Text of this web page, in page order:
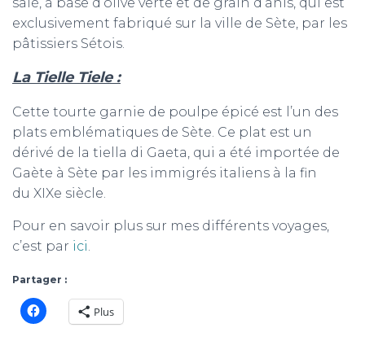
exclusivement fabriqué sur la ville de Sète, par les
pâtissiers Sétois.
La Tielle Tiele :
Cette tourte garnie de poulpe épicé est l’un des
plats emblématiques de Sète. Ce plat est un
dérivé de la tiella di Gaeta, qui a été importée de
Gaète à Sète par les immigrés italiens à la fin
du XIXe siècle.
Pour en savoir plus sur mes différents voyages,
c’est par ici
Partager :
Plus